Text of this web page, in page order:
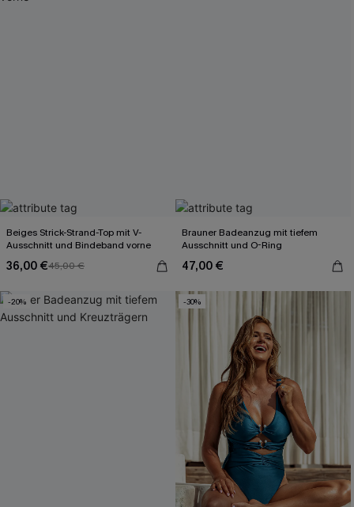
Beiges Strick-Strand-Top mit V-
Ausschnitt und Bindeband vorne
36,00 €45,00 €
Brauner Badeanzug mit tiefem
Ausschnitt und O-Ring
47,00 €
-20% -30%